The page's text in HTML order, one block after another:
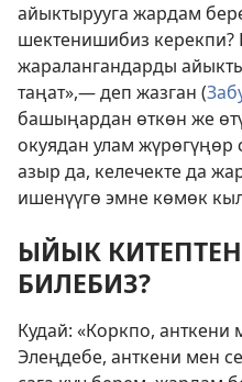
айыктырууга жардам
шектенишибиз керекпи?
жаралангандарды
таңат»,— деп жазган (
башыңардан өткөн же
окуядан улам
азыр да, келечекте да
ишенүүгө эмне көмөк
ЫЙЫК
БИЛЕБИЗ?
Кудай: «Коркпо,
Элеңдебе, анткени мен